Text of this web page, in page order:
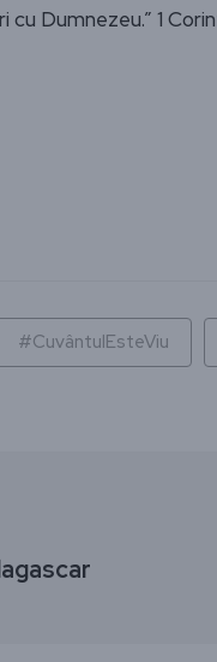
Dumnezeu.” 1
#CuvântulEsteViu